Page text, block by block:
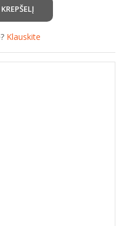
Klauskite